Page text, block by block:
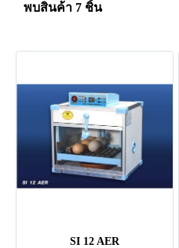
พบสินค้า 7 ชิ้น
SI 12 AER